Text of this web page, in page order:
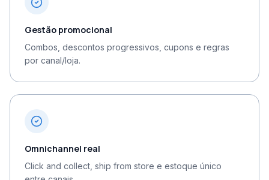
Gestão promocional
Combos, descontos progressivos, cupons e regras
por canal/loja.
Omnichannel real
Click and collect, ship from store e estoque único